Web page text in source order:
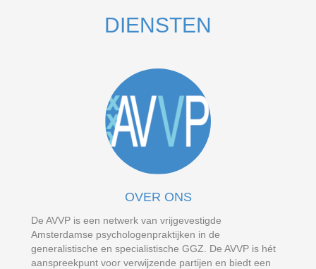
DIENSTEN
OVER ONS
De AVVP is een netwerk van vrijgevestigde
Amsterdamse psychologenpraktijken in de
generalistische en specialistische GGZ. De AVVP is hét
aanspreekpunt voor verwijzende partijen en biedt een